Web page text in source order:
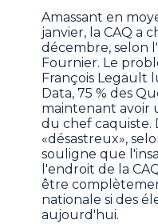
Amassant en
janvier, la CAQ a
décembre, selon
Fournier. Le
François Legault
Data, 75 % des
maintenant avoir
du chef caquiste.
«désastreux»,
souligne que
l'endroit de la
être
nationale si des
aujourd'hui.